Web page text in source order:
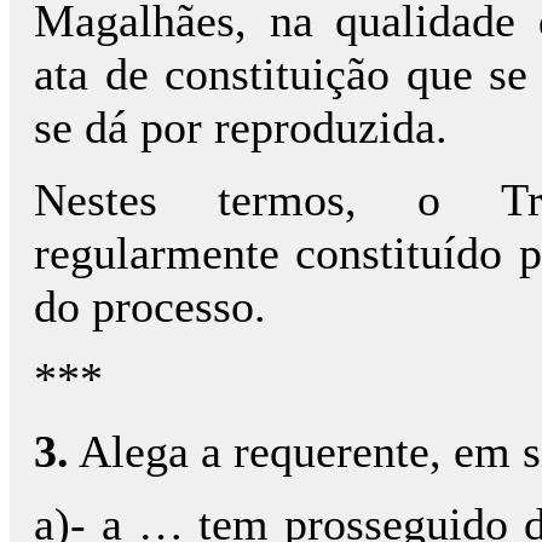
Magalhães, na
ata de constituição que
se dá por reproduzida.
Nestes termos, o
regularmente constituído
do processo.
***
3. Alega a requerente, em
a)- a … tem prosseguido